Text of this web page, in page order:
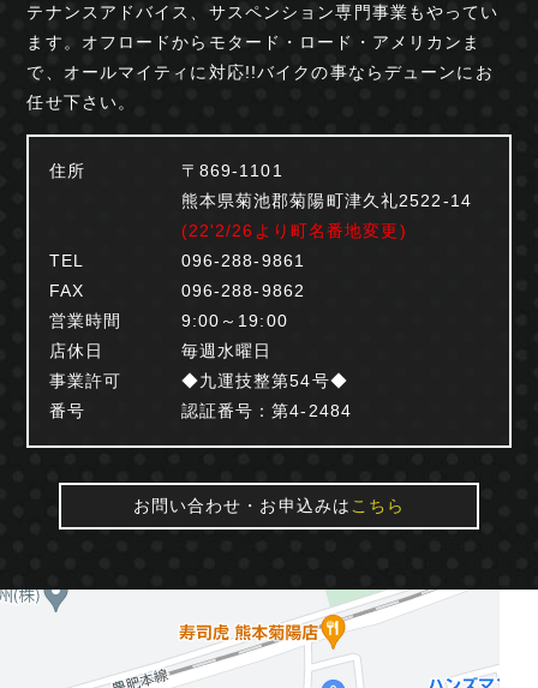
テナンスアドバイス、サスペンション専門事業もやってい
ます。オフロードからモタード・ロード・ アメリカンま
で、オールマイティに対応!!バイクの事ならデューンにお
任せ下さい。
住所
〒869-1101
熊本県菊池郡菊陽町津久礼2522-14
(22'2/26より町名番地変更)
TEL
096-288-9861
FAX
096-288-9862
営業時間
9:00～19:00
店休日
毎週水曜日
事業許可
番号
◆九運技整第54号◆
認証番号：第4-2484
お問い合わせ・お申込みはこちら